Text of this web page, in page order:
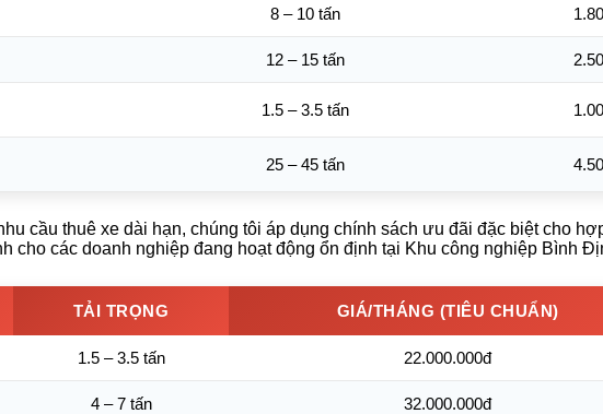
8 – 10 tấn
12 – 15 tấn
1.5 – 3.5 tấn
25 – 45 tấn
cầu thuê xe dài hạn, chúng tôi áp dụng chính sách ưu đãi đặc biệt cho
cho các doanh nghiệp đang hoạt động ổn định tại Khu công nghiệp Bình
TẢI TRỌNG GIÁ/THÁNG (TIÊU CHUẨN)
1.5 – 3.5 tấn 22.000.000đ
4 – 7 tấn 32.000.000đ